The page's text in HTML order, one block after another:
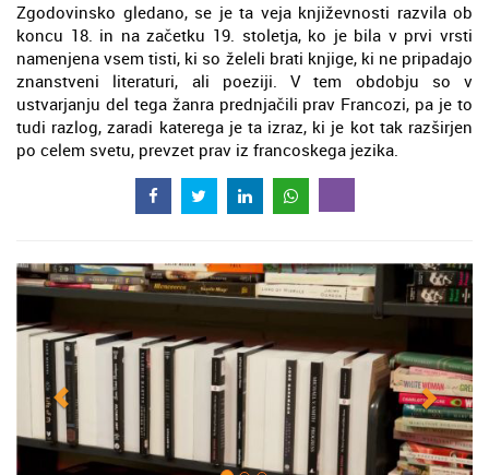
Zgodovinsko gledano, se je ta veja književnosti razvila ob
koncu 18. in na začetku 19. stoletja, ko je bila v prvi vrsti
namenjena vsem tisti, ki so želeli brati knjige, ki ne pripadajo
znanstveni literaturi, ali poeziji. V tem obdobju so v
ustvarjanju del tega žanra prednjačili prav Francozi, pa je to
tudi razlog, zaradi katerega je ta izraz, ki je kot tak razširjen
po celem svetu, prevzet prav iz francoskega jezika.